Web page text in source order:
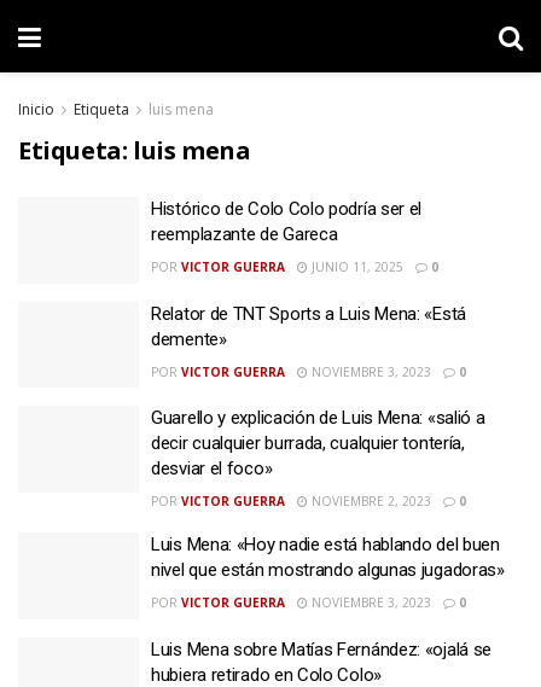
Inicio Etiqueta luis mena
Etiqueta: luis mena
Histórico de Colo Colo podría ser el
reemplazante de Gareca
POR VICTOR GUERRA JUNIO 11, 2025 0
Relator de TNT Sports a Luis Mena: «Está
demente»
POR VICTOR GUERRA NOVIEMBRE 3, 2023 0
Guarello y explicación de Luis Mena: «salió a
decir cualquier burrada, cualquier tontería,
desviar el foco»
POR VICTOR GUERRA NOVIEMBRE 2, 2023 0
Luis Mena: «Hoy nadie está hablando del buen
nivel que están mostrando algunas jugadoras»
POR VICTOR GUERRA NOVIEMBRE 3, 2023 0
Luis Mena sobre Matías Fernández: «ojalá se
hubiera retirado en Colo Colo»